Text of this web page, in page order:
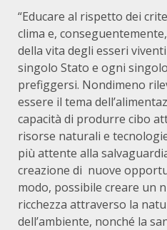
“Educare al rispetto dei
clima e,
della vita degli esseri
singolo Stato e ogni
prefiggersi. Nondimeno
essere il tema
capacità di produrre cibo
risorse naturali e
più attente alla
creazione di nuove
modo, possibile creare un
ricchezza attraverso la
dell’ambiente, nonché la